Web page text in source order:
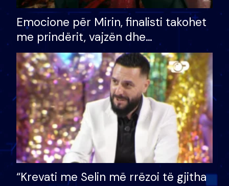
Emocione për Mirin, finalisti takohet
me prindërit, vajzën dhe
bashkëshorten: S’kemi ndonjë letër
divorci apo jo?
“Krevati me Selin më rrëzoi të gjitha